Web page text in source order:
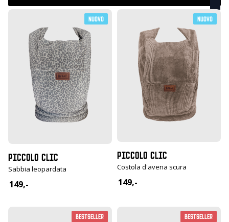
Nuovo
PICCOLO CLIC
Sabbia leopardata
149,-
Nuovo
PICCOLO CLIC
Costola d'avena scura
149,-
Bestseller Bestseller